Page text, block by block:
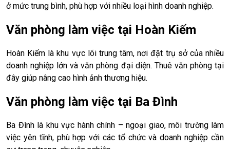
ở mức trung bình, phù hợp với nhiều loại hình doanh nghiệp.
Văn phòng làm việc tại Hoàn Kiếm
Hoàn Kiếm là khu vực lõi trung tâm, nơi đặt trụ sở của nhiều
doanh nghiệp lớn và văn phòng đại diện. Thuê văn phòng tại
đây giúp nâng cao hình ảnh thương hiệu.
Văn phòng làm việc tại Ba Đình
Ba Đình là khu vực hành chính – ngoại giao, môi trường làm
việc yên tĩnh, phù hợp với các tổ chức và doanh nghiệp cần